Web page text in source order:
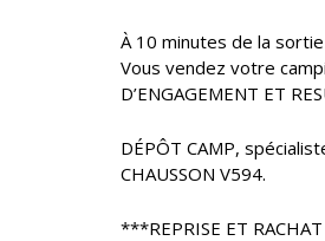
À 10 minutes de la
Vous vendez votre
D’ENGAGEMENT ET
DÉPÔT CAMP,
CHAUSSON V594.
***REPRISE ET